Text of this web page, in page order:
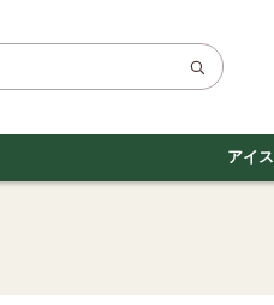
アイ